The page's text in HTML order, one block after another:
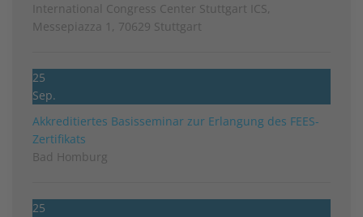
International Congress Center Stuttgart ICS,
Messepiazza 1, 70629 Stuttgart
25
Sep.
Akkreditiertes Basisseminar zur Erlangung des FEES-
Zertifikats
Bad Homburg
25